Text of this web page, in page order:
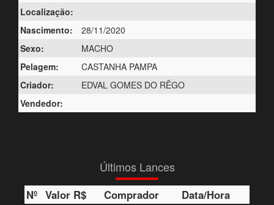
Localização:
Nascimento:
28/11/2020
Sexo:
MACHO
Pelagem:
CASTANHA PAMPA
Criador:
EDVAL GOMES DO RÊGO
Vendedor:
Últimos Lances
Nº Valor R$ Comprador Data/Hora